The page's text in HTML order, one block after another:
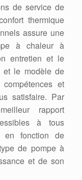
de service de
thermique
assure une
à chaleur à
entretien et le
et le modèle de
et
satisfaire. Par
rapport
à tous
fonction de
de pompe à
et de son